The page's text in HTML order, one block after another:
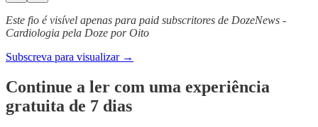
Este fio é visível apenas para paid subscritores de DozeNews -
Cardiologia pela Doze por Oito
Subscreva para visualizar →
Continue a ler com uma experiência
gratuita de 7 dias